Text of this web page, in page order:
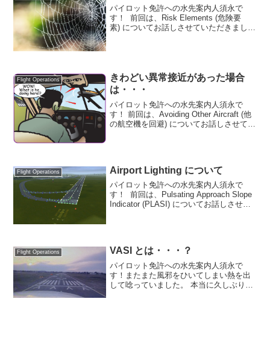
パイロット免許への水先案内人須永で
す！ 前回は、Risk Elements (危険要
素) についてお話しさせていただきまし
Flight Operations
きわどい異常接近があった場合
は・・・
パイロット免許への水先案内人須永で
す！ 前回は、Avoiding Other Aircraft (他
の航空機を回避) についてお話しさせてい
Flight Operations Airport Lighting について
パイロット免許への水先案内人須永で
す！ 前回は、Pulsating Approach Slope
Indicator (PLASI) についてお話しさせて
Flight Operations VASI とは・・・？
パイロット免許への水先案内人須永で
す！またまた風邪をひいてしまい熱を出
して唸っていました。 本当に久しぶりに